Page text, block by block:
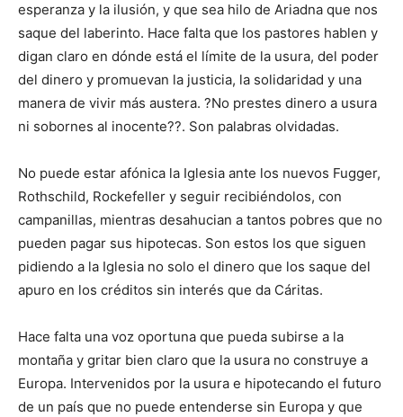
esperanza y la ilusión, y que sea hilo de Ariadna que nos
saque del laberinto. Hace falta que los pastores hablen y
digan claro en dónde está el límite de la usura, del poder
del dinero y promuevan la justicia, la solidaridad y una
manera de vivir más austera. ?No prestes dinero a usura
ni sobornes al inocente??. Son palabras olvidadas.
No puede estar afónica la Iglesia ante los nuevos Fugger,
Rothschild, Rockefeller y seguir recibiéndolos, con
campanillas, mientras desahucian a tantos pobres que no
pueden pagar sus hipotecas. Son estos los que siguen
pidiendo a la Iglesia no solo el dinero que los saque del
apuro en los créditos sin interés que da Cáritas.
Hace falta una voz oportuna que pueda subirse a la
montaña y gritar bien claro que la usura no construye a
Europa. Intervenidos por la usura e hipotecando el futuro
de un país que no puede entenderse sin Europa y que